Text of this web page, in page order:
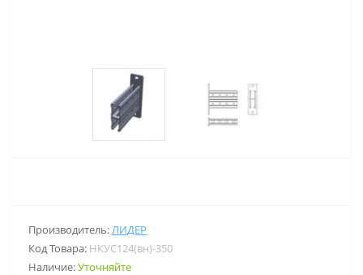
Производитель:ЛИДЕР
Код Товара: НКУС124(вн)-350
Наличие:Уточняйте